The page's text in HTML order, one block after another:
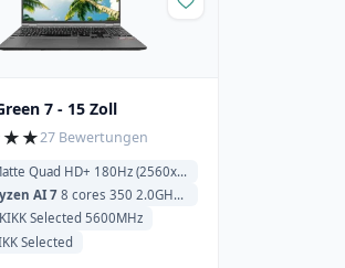
7 - 15 Zoll
★★27 Bewertungen
Quad HD+ 180Hz (2560x1600)
AI 78 cores 350 2.0GHz (5.0GHz) 16MB Cache
Selected 5600MHz
Selected